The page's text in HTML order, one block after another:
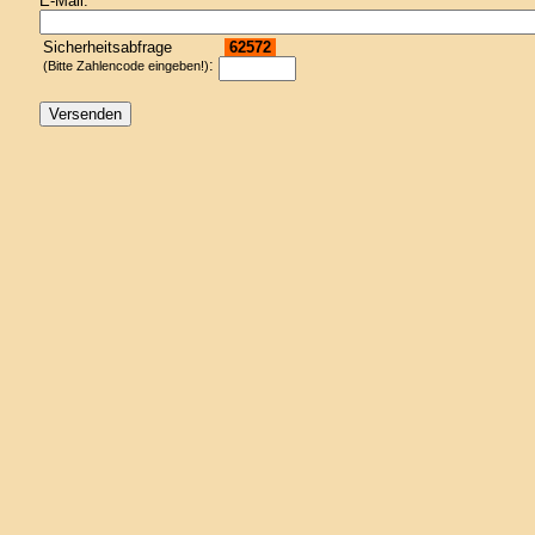
Sicherheitsabfrage
(Bitte Zahlencode eingeben!):
62572